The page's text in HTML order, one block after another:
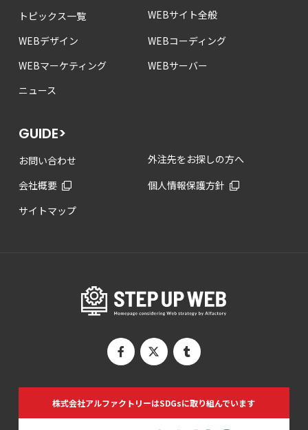
トピックス一覧
WEBサイト全般
WEBデザイン
WEBコーディング
WEBマーケティング
WEBサーバー
ニュース
GUIDE>
お問い合わせ
外注先をお探しの方へ
会社概要
個人情報保護方針
サイトマップ
株式会社アルファクトリーはSDGsに取り組んでいます